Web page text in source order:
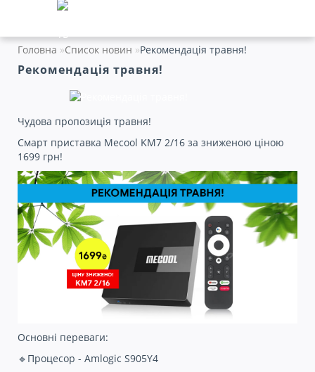
Головна Список новин Рекомендація травня!
Рекомендація травня!
Чудова пропозиція травня!
Смарт приставка Mecool KM7 2/16 за зниженою ціною
1699 грн!
Основні переваги:
🔹Процесор - Amlogic S905Y4